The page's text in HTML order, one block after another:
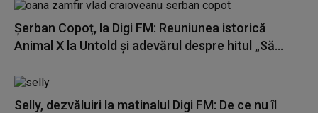
Șerban Copoț, la Digi FM: Reuniunea istorică
Animal X la Untold și adevărul despre hitul „Să...
Selly, dezvăluiri la matinalul Digi FM: De ce nu îl